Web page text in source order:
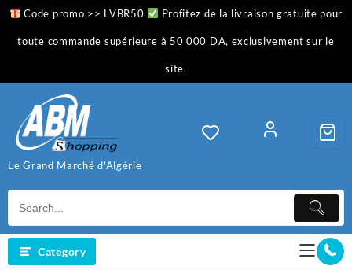
Skip
content
Code promo >> LVBR50 Profitez de la livraison gratuite pour
toute commande supérieure à 50 000 DA, exclusivement sur le
site.
Le Grand Marché d'Algérie
Category